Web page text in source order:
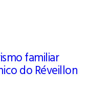
familiar
do Réveillon